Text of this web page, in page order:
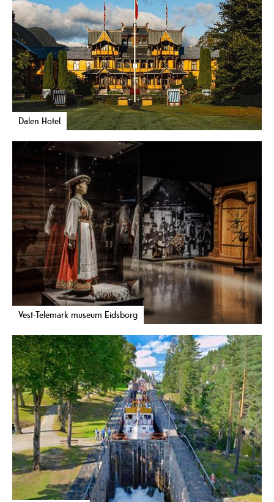
Dalen Hotel
Vest-Telemark museum Eidsborg